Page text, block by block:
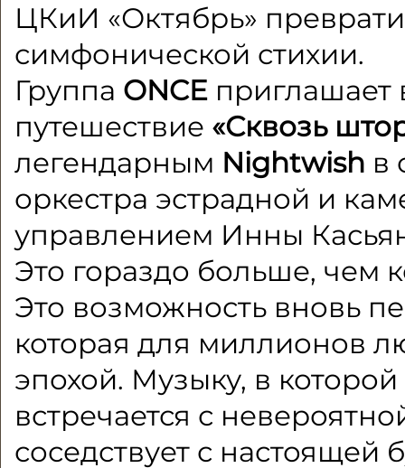
ЦКиИ «Октябрь»
симфонической стихии.
Группа ONCE приглашает
путешествие «Сквозь
легендарным Nightwish в
оркестра эстрадной и
управлением Инны
Это гораздо больше, чем
Это возможность вновь
которая для миллионов
эпохой. Музыку, в которой
встречается с
соседствует с настоящей